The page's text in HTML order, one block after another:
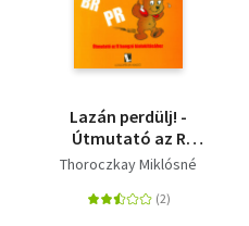
Lazán perdülj! -
Útmutató az R
hangzó
Thoroczkay Miklósné